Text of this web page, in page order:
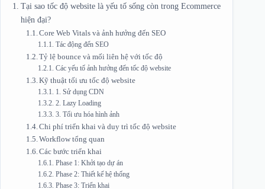
Tại sao tốc độ website là yếu tố sống còn trong Ecommerce
hiện đại?
Core Web Vitals và ảnh hưởng đến SEO
Tác động đến SEO
Tỷ lệ bounce và mối liên hệ với tốc độ
Các yếu tố ảnh hưởng đến tốc độ website
Kỹ thuật tối ưu tốc độ website
1. Sử dụng CDN
2. Lazy Loading
3. Tối ưu hóa hình ảnh
Chi phí triển khai và duy trì tốc độ website
Workflow tổng quan
Các bước triển khai
Phase 1: Khởi tạo dự án
Phase 2: Thiết kế hệ thống
Phase 3: Triển khai